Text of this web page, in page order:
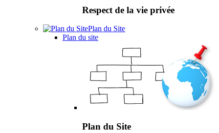
Respect de la vie privée
Plan du Site
Plan du site
Plan du Site